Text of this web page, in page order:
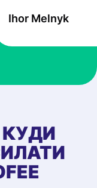
один з кращих.
Ihor Melnyk
КУДИ